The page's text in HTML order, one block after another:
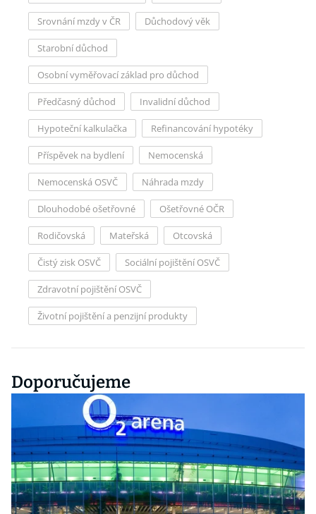
Srovnání mzdy v ČR Důchodový věk
Starobní důchod
Osobní vyměřovací základ pro důchod
Předčasný důchod Invalidní důchod
Hypoteční kalkulačka Refinancování hypotéky
Příspěvek na bydlení Nemocenská
Nemocenská OSVČ Náhrada mzdy
Dlouhodobé ošetřovné Ošetřovné OČR
Rodičovská Mateřská Otcovská
Čistý zisk OSVČ Sociální pojištění OSVČ
Zdravotní pojištění OSVČ
Životní pojištění a penzijní produkty
Doporučujeme